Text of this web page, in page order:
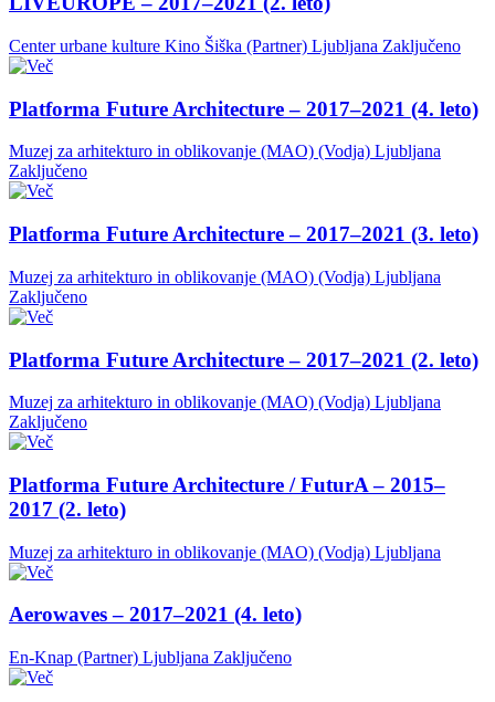
Center urbane kulture Kino Šiška (Partner) Ljubljana Zaključeno
Platforma Future Architecture – 2017–2021 (4. leto)
Muzej za arhitekturo in oblikovanje (MAO) (Vodja) Ljubljana
Zaključeno
Platforma Future Architecture – 2017–2021 (3. leto)
Muzej za arhitekturo in oblikovanje (MAO) (Vodja) Ljubljana
Zaključeno
Platforma Future Architecture – 2017–2021 (2. leto)
Muzej za arhitekturo in oblikovanje (MAO) (Vodja) Ljubljana
Zaključeno
Platforma Future Architecture / FuturA – 2015–
2017 (2. leto)
Muzej za arhitekturo in oblikovanje (MAO) (Vodja) Ljubljana
Aerowaves – 2017–2021 (4. leto)
En-Knap (Partner) Ljubljana Zaključeno